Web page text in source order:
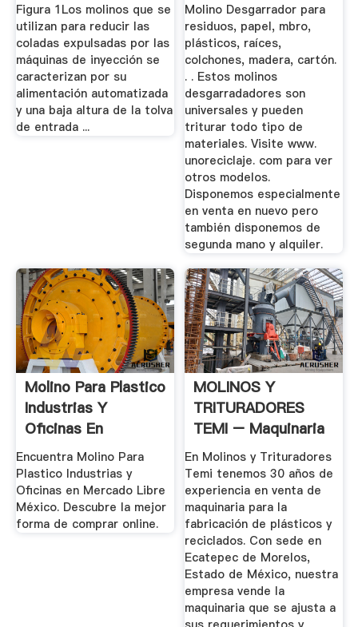
Figura 1Los molinos que se
utilizan para reducir las
coladas expulsadas por las
máquinas de inyección se
caracterizan por su
alimentación automatizada
y una baja altura de la tolva
de entrada ...
Molino Desgarrador para
residuos, papel, mbro,
plásticos, raíces,
colchones, madera, cartón.
. . Estos molinos
desgarradadores son
universales y pueden
triturar todo tipo de
materiales. Visite www.
unoreciclaje. com para ver
otros modelos.
Disponemos especialmente
en venta en nuevo pero
también disponemos de
segunda mano y alquiler.
Molino Para Plastico
Industrias Y
Oficinas En
Mercado ...
Encuentra Molino Para
Plastico Industrias y
Oficinas en Mercado Libre
México. Descubre la mejor
forma de comprar online.
MOLINOS Y
TRITURADORES
TEMI – Maquinaria
Para Plásticos Y ...
En Molinos y Trituradores
Temi tenemos 30 años de
experiencia en venta de
maquinaria para la
fabricación de plásticos y
reciclados. Con sede en
Ecatepec de Morelos,
Estado de México, nuestra
empresa vende la
maquinaria que se ajusta a